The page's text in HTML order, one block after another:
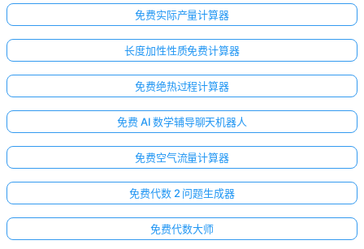
免费实际产量计算器
长度加性性质免费计算器
免费绝热过程计算器
免费 AI 数学辅导聊天机器人
免费空气流量计算器
免费代数 2 问题生成器
免费代数大师